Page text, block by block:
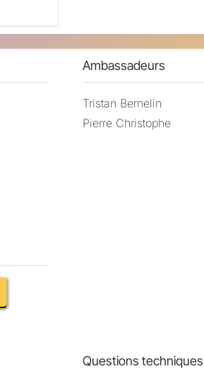
Ambassadeurs
Tristan Bernelin
Pierre Christophe
Questions techniques